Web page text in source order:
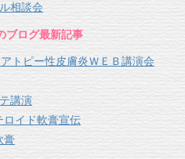
相談会
ブログ最新記事
トピー性皮膚炎ＷＥＢ講演会
講演
ロイド軟膏宣伝
膏